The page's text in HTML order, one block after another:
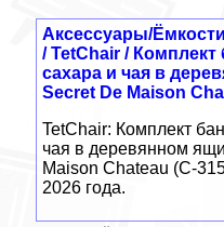
Аксессуары/
/ TetChair / Комплект
сахара и чая в
Secret De Maison
TetChair: Комплект
чая в деревянном
Maison Chateau (С-
2026 года.